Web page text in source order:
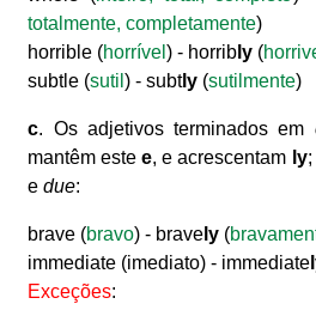
totalmente, completamente)
horrible (horrível) - horrib ly (
subtle (sutil) - subtly (sutilmente)
c. Os adjetivos terminados em
mantêm estee, e acrescentam ly;
edue:
brave (bravo) - brave ly (
immediate (imediato) - immediate
Exceções: